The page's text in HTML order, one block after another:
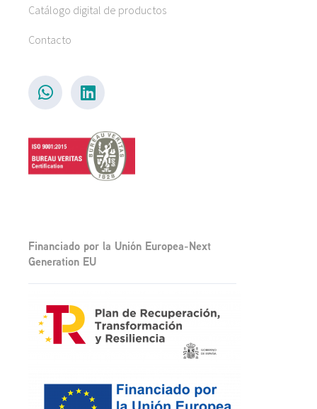
Catálogo digital de productos
Contacto
Financiado por la Unión Europea-Next
Generation EU